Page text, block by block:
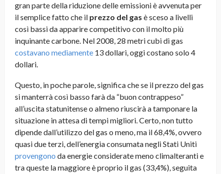
gran parte della riduzione delle emissioni è avvenuta per
il semplice fatto che il prezzo del gas è sceso a livelli
così bassi da apparire competitivo con il molto più
inquinante carbone. Nel 2008, 28 metri cubi di gas
costavano mediamente 13 dollari, oggi costano solo 4
dollari.
Questo, in poche parole, significa che se il prezzo del gas
si manterrà così basso farà da “buon contrappeso”
all’uscita statunitense o almeno riuscirà a tamponare la
situazione in attesa di tempi migliori. Certo, non tutto
dipende dall’utilizzo del gas o meno, ma il 68,4%, ovvero
quasi due terzi, dell’energia consumata negli Stati Uniti
provengono da energie considerate meno climalteranti e
tra queste la maggiore è proprio il gas (33,4%), seguita